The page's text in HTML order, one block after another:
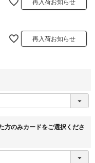
再入荷お知らせ
再入荷お知らせ
方のみカードをご選択くださ